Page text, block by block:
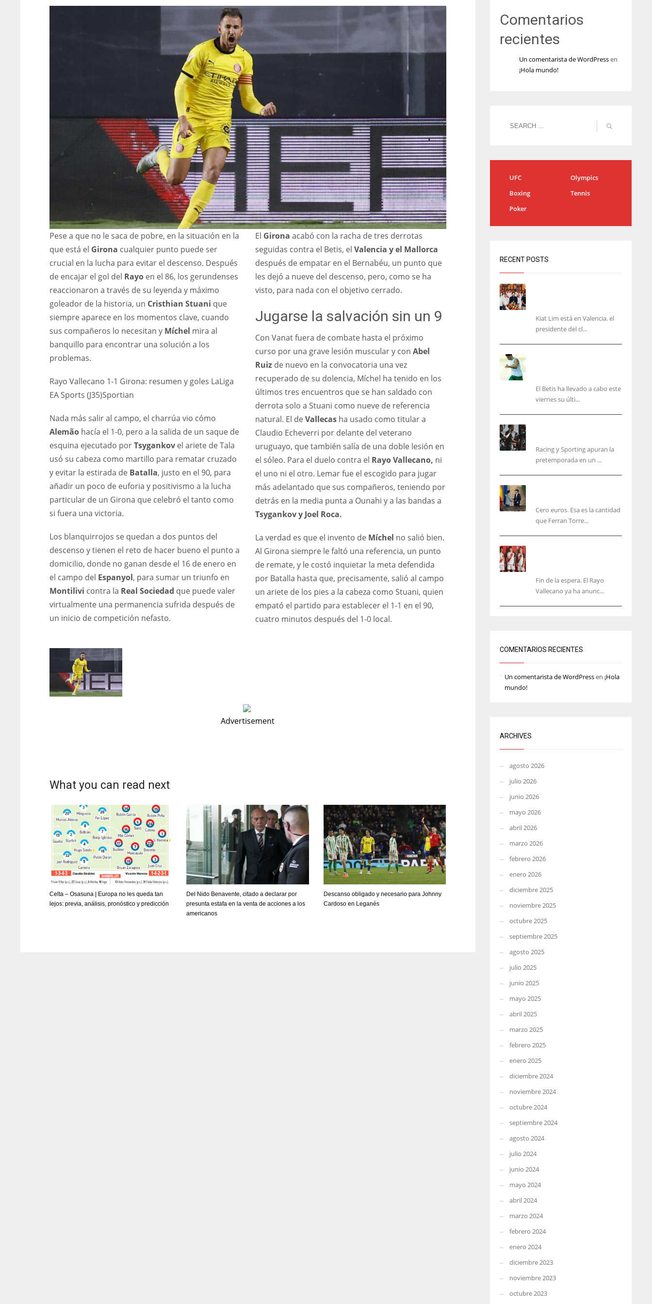
DAL
WSH
26
DAL NE
MIN
24
Pese a que no le saca de pobre, en la situación en la
que está el Girona cualquier punto puede ser
crucial en la lucha para evitar el descenso. Después
de encajar el gol del Rayo en el 86, los gerundenses
reaccionaron a través de su leyenda y máximo
goleador de la historia, un Cristhian Stuani que
siempre aparece en los momentos clave, cuando
sus compañeros lo necesitan y Míchel mira al
banquillo para encontrar una solución a los
problemas.
Rayo Vallecano 1-1 Girona: resumen y goles LaLiga
EA Sports (J35)Sportian
Nada más salir al campo, el charrúa vio cómo
Alemão hacía el 1-0, pero a la salida de un saque de
esquina ejecutado porTsygankov el ariete de Tala
usó su cabeza como martillo para rematar cruzado
y evitar la estirada de Batalla, justo en el 90, para
añadir un poco de euforia y positivismo a la lucha
particular de un Girona que celebró el tanto como
si fuera una victoria.
Los blanquirrojos se quedan a dos puntos del
descenso y tienen el reto de hacer bueno el punto a
domicilio, donde no ganan desde el 16 de enero en
el campo del Espanyol, para sumar un triunfo en
Montilivi contra la Real Sociedad que puede valer
virtualmente una permanencia sufrida después de
un inicio de competición nefasto.
El Girona acabó con la racha de tres derrotas
seguidas contra el Betis, el Valencia y el Mallorca
después de empatar en el Bernabéu, un punto que
les dejó a nueve del descenso, pero, como se ha
visto, para nada con el objetivo cerrado.
Jugarse la salvación sin un 9
Con Vanat fuera de combate hasta el próximo
curso por una grave lesión muscular y con Abel
Ruizde nuevo en la convocatoria una vez
recuperado de su dolencia, Míchel ha tenido en los
últimos tres encuentros que se han saldado con
derrota solo a Stuani como nueve de referencia
natural. El deVallecas ha usado como titular a
Claudio Echeverri por delante del veterano
uruguayo, que también salía de una doble lesión en
el sóleo. Para el duelo contra el Rayo Vallecano, ni
el uno ni el otro. Lemar fue el escogido para jugar
más adelantado que sus compañeros, teniendo por
detrás en la media punta a Ounahi y a las bandas a
Tsygankov y Joel Roca.
La verdad es que el invento de Míchel no salió bien.
Al Girona siempre le faltó una referencia, un punto
de remate, y le costó inquietar la meta defendida
por Batalla hasta que, precisamente, salió al campo
un ariete de los pies a la cabeza como Stuani, quien
empató el partido para establecer el 1-1 en el 90,
cuatro minutos después del 1-0 local.
Advertisement
What you can read next
Celta – Osasuna | Europa no les queda tan
lejos: previa, análisis, pronóstico y predicción
Del Nido Benavente, citado a declarar por
presunta estafa en la venta de acciones a los
americanos
Descanso obligado y necesario para Johnny
Cardoso en Leganés
Comentarios
recientes
Un comentarista de WordPressen
¡Hola mundo!
UFC
Olympics
Boxing
Tennis
Poker
RECENT POSTS
Kiat Lim está en Valencia. el
presidente del cl...
El Betis ha llevado a cabo este
viernes su últi...
Racing y Sporting apuran la
pretemporada en un ...
Cero euros. Esa es la cantidad
que Ferran Torre...
Fin de la espera. El Rayo
Vallecano ya ha anunc...
COMENTARIOS RECIENTES
Un comentarista de WordPressen ¡Hola
mundo!
ARCHIVES
agosto 2026
julio 2026
junio 2026
mayo 2026
abril 2026
marzo 2026
febrero 2026
enero 2026
diciembre 2025
noviembre 2025
octubre 2025
septiembre 2025
agosto 2025
julio 2025
junio 2025
mayo 2025
abril 2025
marzo 2025
febrero 2025
enero 2025
diciembre 2024
noviembre 2024
octubre 2024
septiembre 2024
agosto 2024
julio 2024
junio 2024
mayo 2024
abril 2024
marzo 2024
febrero 2024
enero 2024
diciembre 2023
noviembre 2023
octubre 2023